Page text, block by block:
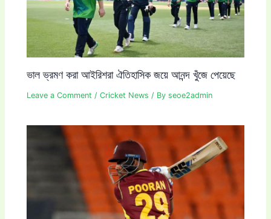
ভাল ভ্রমণ করা আইরিশরা ঐতিহাসিক জয়ে আনন্দ খুঁজে পেয়েছে
Leave a Comment /Cricket News / Byseoe2admin